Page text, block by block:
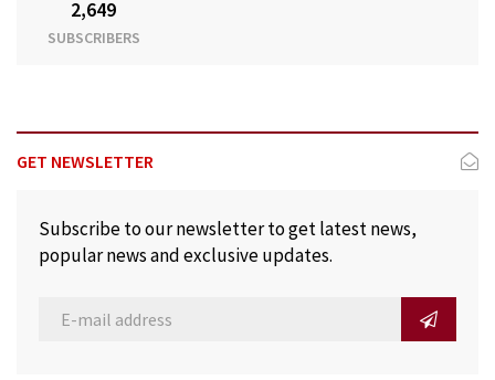
2,649
SUBSCRIBERS
GET NEWSLETTER
Subscribe to our newsletter to get latest news,
popular news and exclusive updates.